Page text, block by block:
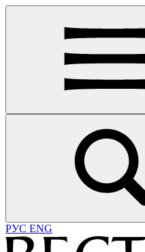
РУС ENG